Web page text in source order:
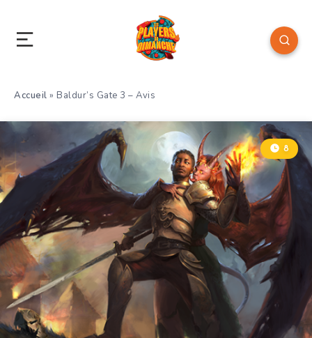
Accueil » Baldur’s Gate 3 – Avis
8